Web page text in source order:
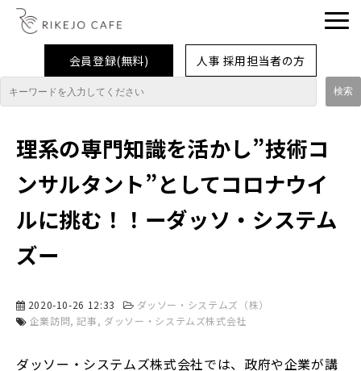
会員登録(無料) 人事 採用担当者の方
イベント
企業取材レポート
就活情報
インターンシップ体験談
理系の専門知識を活かし”技術コ
ンサルタント”としてコロナウイ
ルに挑む！！ーダッソ・システム
ズー
2020-10-26 12:33
ダッソー・システムズ（株）
企業訪問 記事 ダッソー・システムズ株式会社
ダッソー・システムズ株式会社では、政府や企業が講